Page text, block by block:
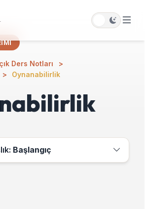
Ders Notları
Oynanabilirlik
Başlangıç